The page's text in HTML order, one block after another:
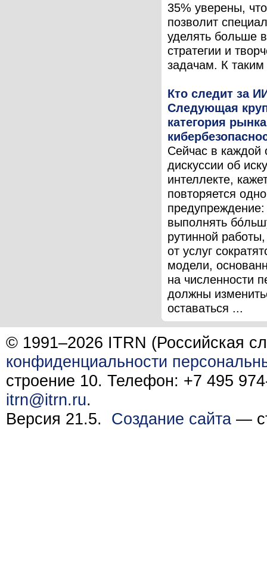
35% уверены,
позволит
уделять больше
стратегии и
задачам. К
Кто следит за
Следующая
категория рынка
Сейчас в каждой
дискуссии об
интеллекте,
повторяется
выполнять
рутинной
от услуг
модели,
на численности
должны
оставаться ...
© 1991–2026 ITRN (Российская
конфиденциальности
строение 10. Телефон: +7 495
itrn@itrn.ru.
Версия 21.5. Создание сайта —